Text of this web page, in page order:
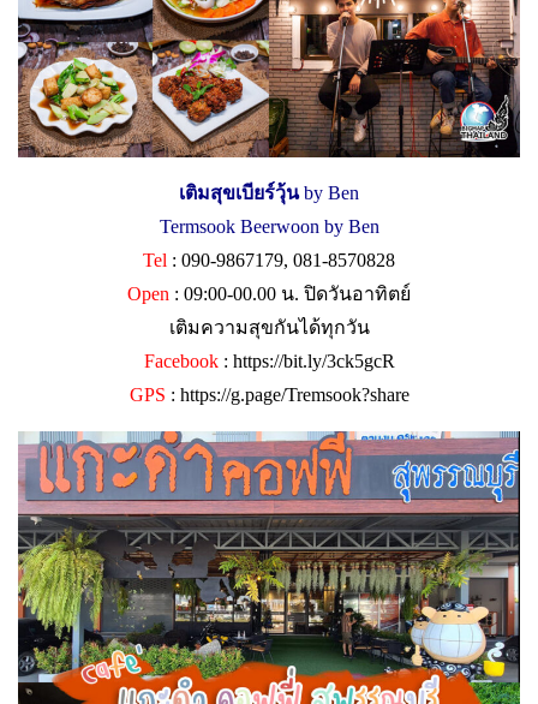
เติมสุขเบียร์วุ้นby Ben
Termsook Beerwoon by Ben
Tel : 090-9867179, 081-8570828
Open : 09:00-00.00 น. ปิดวันอาทิตย์
เติมความสุขกันได้ทุกวัน
Facebook: https://bit.ly/3ck5gcR
GPS : https://g.page/Tremsook?share